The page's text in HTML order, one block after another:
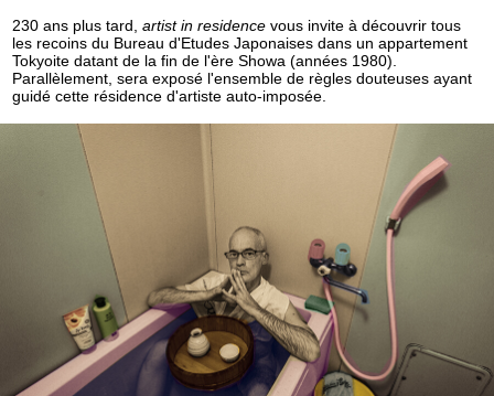
230 ans plus tard,artist in residence vous invite à découvrir tous
les recoins du Bureau d'Etudes Japonaises dans un appartement
Tokyoite datant de la fin de l'ère Showa (années 1980).
Parallèlement, sera exposé l'ensemble de règles douteuses ayant
guidé cette résidence d'artiste auto-imposée.